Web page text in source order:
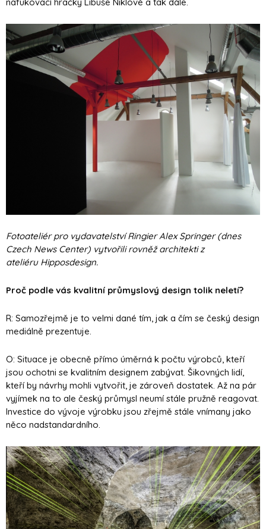
nafukovací hračky Libuše Niklové a tak dále.
Fotoateliér pro vydavatelství Ringier Alex Springer (dnes
Czech News Center) vytvořili rovněž architekti z
ateliéru Hipposdesign.
Proč podle vás kvalitní průmyslový design tolik neletí?
R: Samozřejmě je to velmi dané tím, jak a čím se český design
mediálně prezentuje.
O: Situace je obecně přímo úměrná k počtu výrobců, kteří
jsou ochotni se kvalitním designem zabývat. Šikovných lidí,
kteří by návrhy mohli vytvořit, je zároveň dostatek. Až na pár
vyjímek na to ale český průmysl neumí stále pružně reagovat.
Investice do vývoje výrobku jsou zřejmě stále vnímany jako
něco nadstandardního.